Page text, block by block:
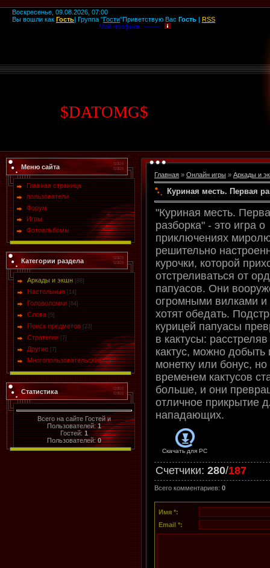
Воскресенье, 09.08.2026, 07:00
Вы вошли как Гость| Группа "Гости"Приветствую Вас Гость | RSS
Мой профиль -------
$DATOMG$
Меню сайта
Главная страница
пользователи
Форум
Игры
Фотоальбомы
Категории раздела
Аркады и экшн [88]
Настольные [14]
Головоломки [64]
Слова [5]
Поиск предметов [23]
Стратегии [7]
Другие [7]
Многопользовательские [13]
Статистика
Всего на сайте Гостей и
Пользователей:1
Гостей:1
Пользователей:0
Главная » Онлайн игры » Аркады и
Куриная месть. Первая
"Куриная месть.
разборка" - это игра о
приключениях
решительно
курочки, которой
отстреливаться от
папуасов. Они
огромными вилками и
хотят обедать.
курицей папуасы
в кактусы: расстреляв
кактус, можно добыть
монетку или бонус, но
временем кактусов
больше, и они
отличное прикрытие
нападающих.
Скачать для PC
Счетчики: 280/187
Всего комментариев: 0
Имя *:
Email *: